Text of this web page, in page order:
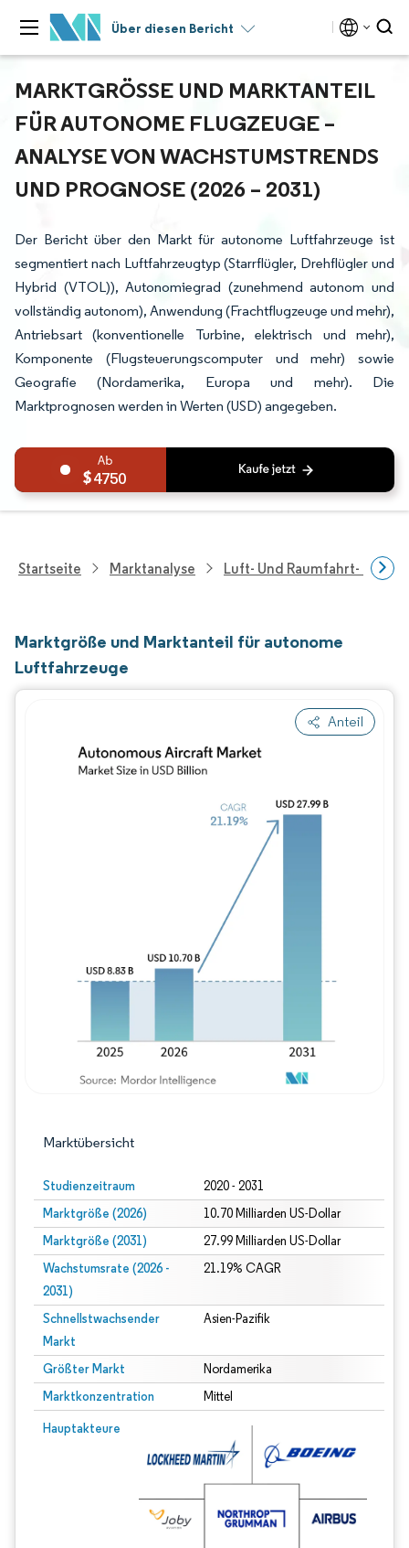
Über diesen Bericht
MARKTGRÖSSE UND MARKTANTEIL F
ÜR AUTONOME FLUGZEUGE – A
NALYSE VON WACHSTUMSTRENDS U
ND PROGNOSE (2026 – 2031)
Der Bericht über den Markt für autonome Luftfahrzeuge ist
segmentiert nach Luftfahrzeugtyp (Starrflügler, Drehflügler und
Hybrid (VTOL)), Autonomiegrad (zunehmend autonom und
vollständig autonom), Anwendung (Frachtflugzeuge und mehr),
Antriebsart (konventionelle Turbine, elektrisch und mehr),
Komponente (Flugsteuerungscomputer und mehr) sowie
Geografie (Nordamerika, Europa und mehr). Die
Marktprognosen werden in Werten (USD) angegeben.
4750
Startseite Marktanalyse Luft- Und Raumfahrt- Und
Marktgröße und Marktanteil für autonome
Luftfahrzeuge
Anteil
Marktübersicht
Studienzeitraum 2020 - 2031
Marktgröße (2026) 10.70 Milliarden US-Dollar
Marktgröße (2031) 27.99 Milliarden US-Dollar
Wachstumsrate (2026 -
2031)
21.19% CAGR
Schnellstwachsender
Markt
Asien-Pazifik
Größter Markt Nordamerika
Marktkonzentration Mittel
Hauptakteure
Bild © Mordor Intelligence. Wiederverwendung erfordert Namensnennung
Bild © Mordor Intelligence.